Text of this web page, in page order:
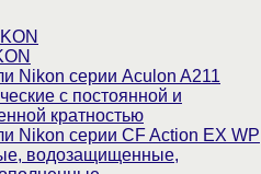
Nikon серии Aculon A211
с постоянной и
кратностью
Nikon серии СF Action EX WP
водозащищенные,